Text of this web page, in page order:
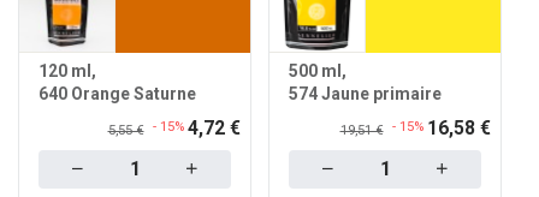
120 ml
640 Orange Saturne
5,55 € - 15% 4,72 €
500 ml
574 Jaune primaire
19,51 € - 15% 16,58 €